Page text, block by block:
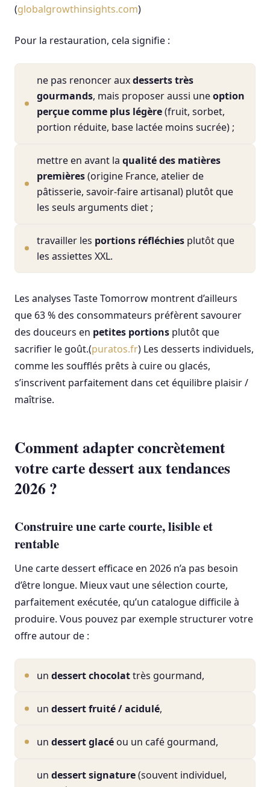
(globalgrowthinsights.com)
Pour la restauration, cela signifie :
ne pas renoncer auxdesserts très
gourmands, mais proposer aussi uneoption
perçue comme plus légère(fruit, sorbet,
portion réduite, base lactée moins sucrée) ;
mettre en avant la qualité des matières
premières(origine France, atelier de
pâtisserie, savoir-faire artisanal) plutôt que
les seuls arguments diet ;
travailler les portions réfléchies plutôt que
les assiettes XXL.
Les analyses Taste Tomorrow montrent d’ailleurs
que 63 % des consommateurs préfèrent savourer
des douceurs en petites portions plutôt que
sacrifier le goût.(puratos.fr) Les desserts individuels,
comme les soufflés prêts à cuire ou glacés,
s’inscrivent parfaitement dans cet équilibre plaisir /
maîtrise.
Comment adapter concrètement
votre carte dessert aux tendances
2026 ?
Construire une carte courte, lisible et
rentable
Une carte dessert efficace en 2026 n’a pas besoin
d’être longue. Mieux vaut une sélection courte,
parfaitement exécutée, qu’un catalogue difficile à
produire. Vous pouvez par exemple structurer votre
offre autour de :
un dessert chocolattrès gourmand,
un dessert fruité / acidulé,
un dessert glacé ou un café gourmand,
un dessert signature(souvent individuel,